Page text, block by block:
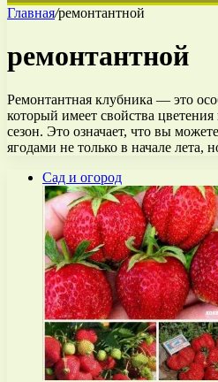
Главная/ремонтантной
ремонтантной
Ремонтантная клубника — это
который имеет свойства
сезон. Это означает, что вы
ягодами не только в начале лета,
Сад и огород